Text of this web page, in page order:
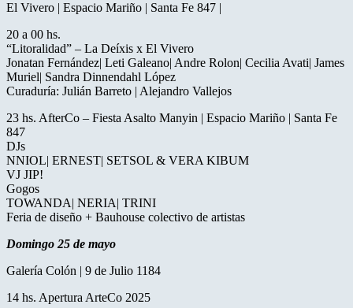
El Vivero | Espacio Mariño | Santa Fe 847 |
20 a 00 hs.
“Litoralidad” – La Deíxis x El Vivero
Jonatan Fernández| Leti Galeano| Andre Rolon| Cecilia Avati| James
Muriel| Sandra Dinnendahl López
Curaduría: Julián Barreto | Alejandro Vallejos
23 hs. AfterCo – Fiesta Asalto Manyin | Espacio Mariño | Santa Fe
847
DJs
NNIOL| ERNEST| SETSOL & VERA KIBUM
VJ JIP!
Gogos
TOWANDA| NERIA| TRINI
Feria de diseño + Bauhouse colectivo de artistas
Domingo 25 de mayo
Galería Colón | 9 de Julio 1184
14 hs. Apertura ArteCo 2025